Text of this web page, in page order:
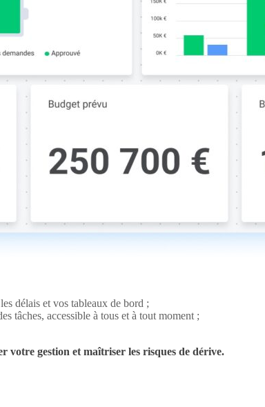
délais et vos tableaux de bord ;
tâches, accessible à tous et à tout moment ;
votre gestion et maîtriser les risques de dérive.